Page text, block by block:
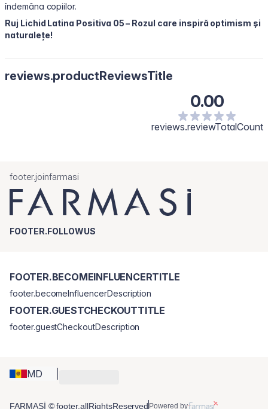
îndemâna copiilor.
Ruj Lichid Latina Positiva 05 – Rozul care inspiră optimism și
naturalețe!
reviews.productReviewsTitle
0.00
reviews.reviewTotalCount
footer.joinfarmasi
FOOTER.FOLLOWUS
MD
FOOTER.BECOMEINFLUENCERTITLE
footer.becomeInfluencerDescription
FOOTER.GUESTCHECKOUTTITLE
footer.guestCheckoutDescription
FARMASİ © footer.allRightsReserved Powered by